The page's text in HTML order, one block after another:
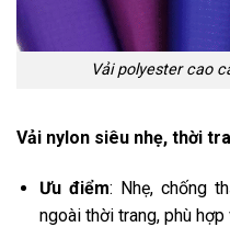
Vải polyester cao
Vải nylon siêu nhẹ, thời
Ưu điểm: Nhẹ, chống
ngoài thời trang, phù